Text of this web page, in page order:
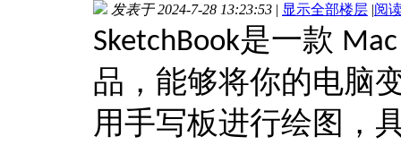
发表于 2024-7-28 13:23:53 | 显示全部楼层 |阅
SketchBook是一款
品，能够将你的电脑
用手写板进行绘图，